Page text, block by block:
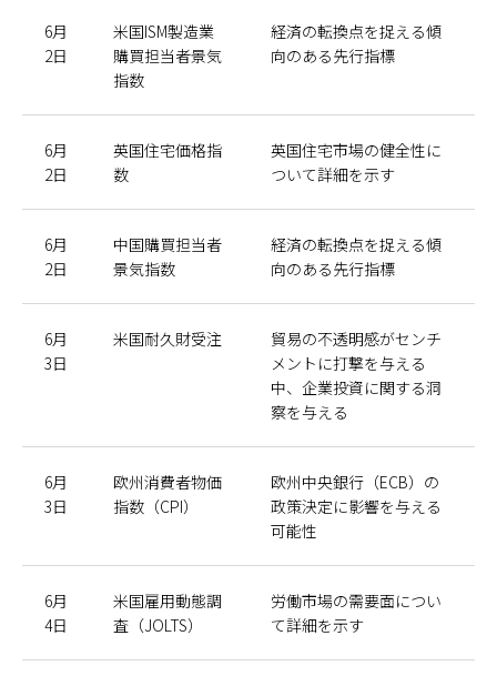
6月
2日
米国ISM製造業
購買担当者景気
指数
経済の転換点を捉える傾
向のある先行指標
6月
2日
英国住宅価格指
数
英国住宅市場の健全性に
ついて詳細を示す
6月
2日
中国購買担当者
景気指数
経済の転換点を捉える傾
向のある先行指標
6月
3日
米国耐久財受注
貿易の不透明感がセンチ
メントに打撃を与える
中、企業投資に関する洞
察を与える
6月
3日
欧州消費者物価
指数（CPI）
欧州中央銀行（ECB）の
政策決定に影響を与える
可能性
6月
4日
米国雇用動態調
査（JOLTS）
労働市場の需要面につい
て詳細を示す